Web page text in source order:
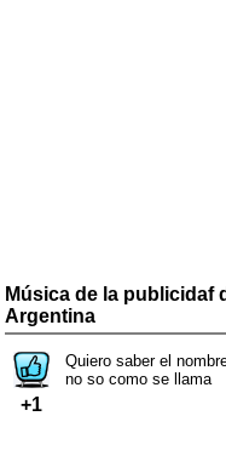
Música de la publicidaf
Argentina
+1
Quiero saber el
no so como se llama